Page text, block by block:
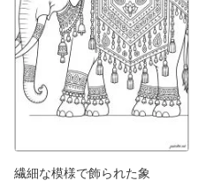
繊細な模様で飾られた象